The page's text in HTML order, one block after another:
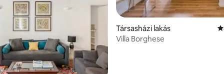
489 vélemény
Társasházi lakás
Villa Borghese